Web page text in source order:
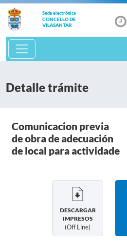
Sede electrónica
CONCELLO DE
VILASANTAR
Detalle trámite
Comunicacion previa
de obra de adecuación
de local para actividade
DESCARGAR
IMPRESOS
(off Line)